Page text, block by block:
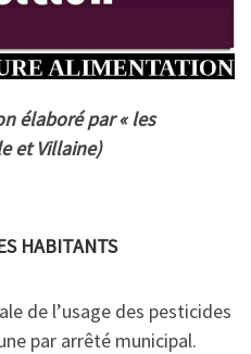
élaboré par « les
et Villaine)
HABITANTS
de l’usage des pesticides
par arrêté municipal.